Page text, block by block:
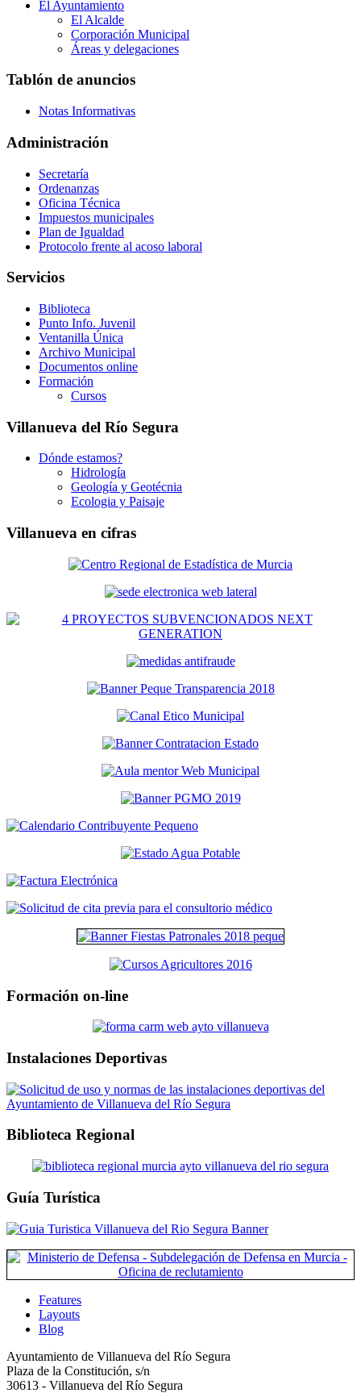
El Ayuntamiento
El Alcalde
Corporación Municipal
Áreas y delegaciones
Tablón de anuncios
Notas Informativas
Administración
Secretaría
Ordenanzas
Oficina Técnica
Impuestos municipales
Plan de Igualdad
Protocolo frente al acoso laboral
Servicios
Biblioteca
Punto Info. Juvenil
Ventanilla Única
Archivo Municipal
Documentos online
Formación
Cursos
Villanueva del Río Segura
Dónde estamos?
Hidrología
Geología y Geotécnia
Ecologia y Paisaje
Villanueva en cifras
Formación on-line
Instalaciones Deportivas
Biblioteca Regional
Guía Turística
Features
Layouts
Blog
Ayuntamiento de Villanueva del Río Segura
Plaza de la Constitución, s/n
30613 - Villanueva del Río Segura